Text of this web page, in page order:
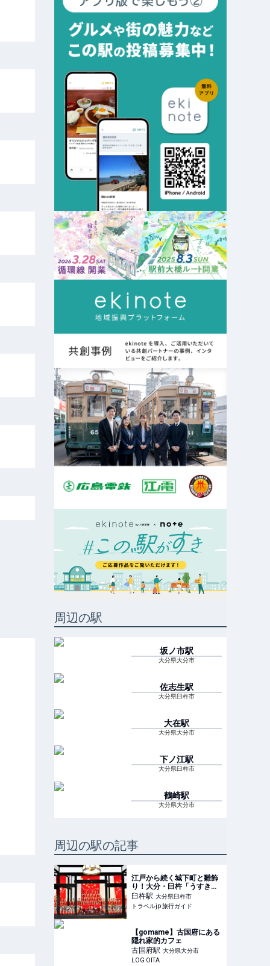
周辺の駅
坂ノ市駅
大分県大分市
佐志生駅
大分県臼杵市
大在駅
大分県大分市
下ノ江駅
大分県臼杵市
鶴崎駅
大分県大分市
周辺の駅の記事
江戸から続く城下町と雛飾
り！大分・臼杵「うすき雛
めぐり」 | 大分県 | トラベル
jp 旅行ガイド
臼杵駅 大分県臼杵市
トラベルjp 旅行ガイド
【gomame】古国府にある
隠れ家的カフェ
古国府駅 大分県大分市
LOG OITA